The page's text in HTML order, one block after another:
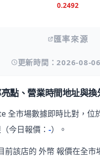
0.2492
匯率來源
更新時間：2026-08-
點、營業時間地址與換
全市場數據即時比對，位
（今日報價： -）。
該店的 外幣 報價在全市